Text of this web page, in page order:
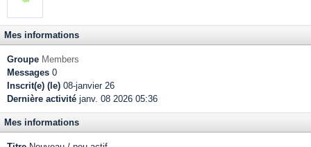
Mes informations
Groupe Members
Messages 0
Inscrit(e) (le) 08-janvier 26
Dernière activité janv. 08 2026 05:36
Mes informations